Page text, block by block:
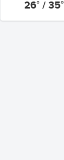
26° / 35°